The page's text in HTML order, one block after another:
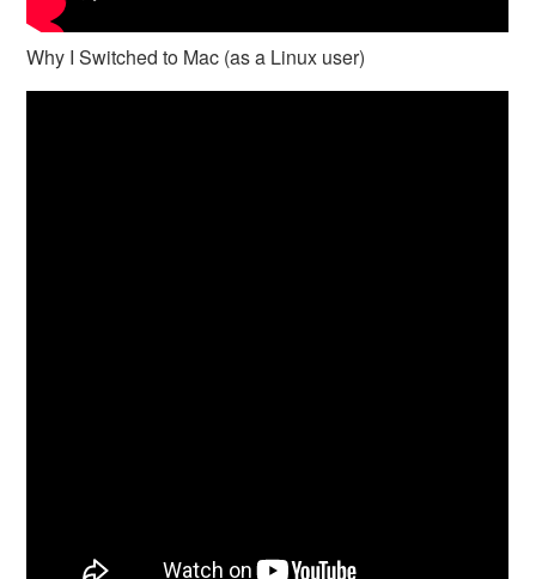
Why I Switched to Mac (as a Linux user)